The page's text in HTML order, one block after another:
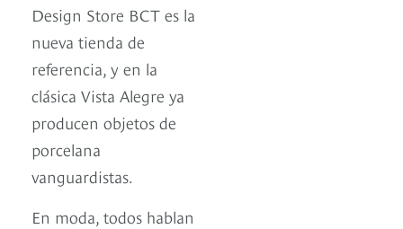
Design Store BCT es la
nueva tienda de
referencia, y en la
clásica Vista Alegre ya
producen objetos de
porcelana
vanguardistas.
En moda, todos hablan